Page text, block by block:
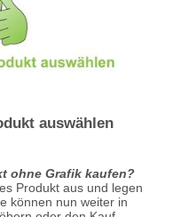
auswählen
ohne Grafik kaufen?
Produkt aus und legen
können nun weiter in